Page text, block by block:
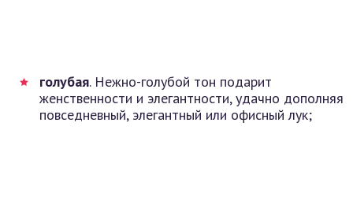
голубая. Нежно-голубой тон подарит
женственности и элегантности, удачно дополняя
повседневный, элегантный или офисный лук;